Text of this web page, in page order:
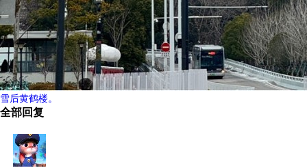
雪后黄鹤楼。
全部回复